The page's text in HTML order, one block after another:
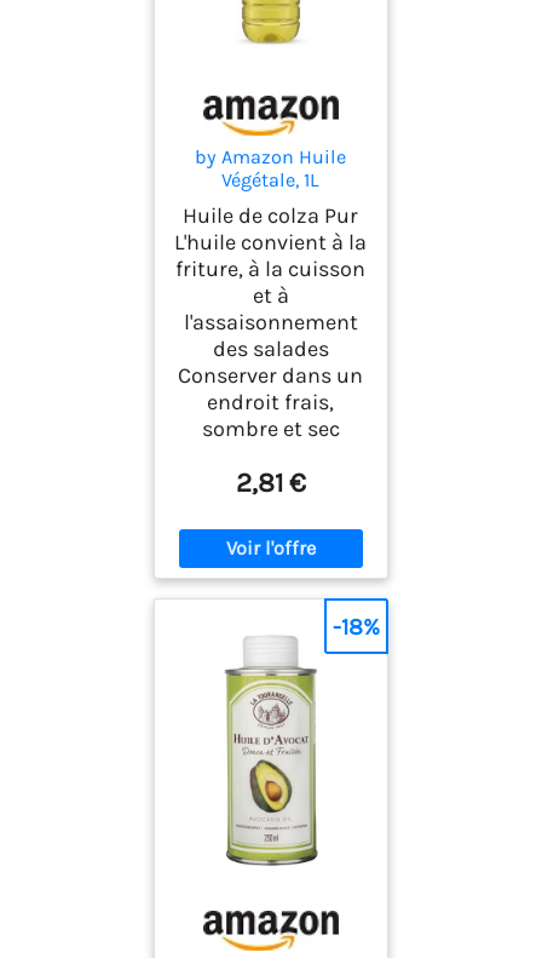
by Amazon Huile
Végétale, 1L
Huile de colza Pur
L'huile convient à la
friture, à la cuisson
et à
l'assaisonnement
des salades
Conserver dans un
endroit frais,
sombre et sec
2,81 €
-18%